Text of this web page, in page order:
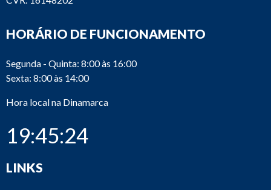
HORÁRIO DE FUNCIONAMENTO
Segunda - Quinta: 8:00 às 16:00
Sexta: 8:00 às 14:00
Hora local na Dinamarca
19:45:24
LINKS